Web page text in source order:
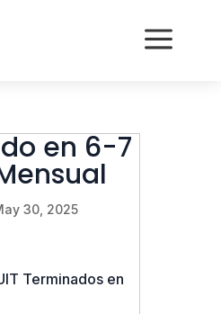
a
en 6-7
30, 2025
Terminados en